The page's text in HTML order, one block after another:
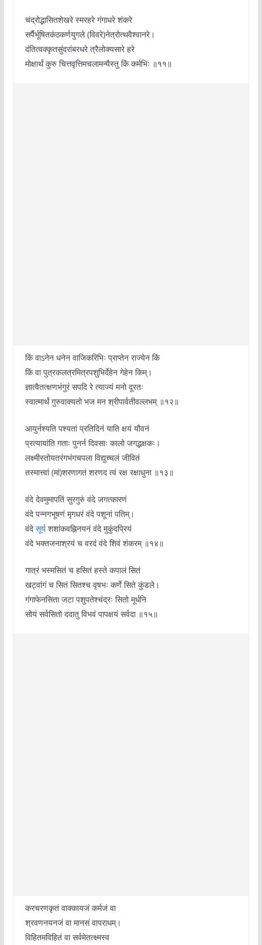
चंद्रोद्भासितशेखरे स्मरहरे गंगाधरे शंकरे
सर्पैर्भूषितकंठकर्णयुगले (विवरे)नेत्रोत्थवैश्वानरे।
दंतित्वक्कृतसुंदरांबरधरे त्रैलोक्यसारे हरे
मोक्षार्थं कुरु चित्तवृत्तिमचलामन्यैस्तु किं कर्मभिः ॥११॥
किं वा‌ऽनेन धनेन वाजिकरिभिः प्राप्तेन राज्येन किं
किं वा पुत्रकलत्रमित्रपशुभिर्देहेन गेहेन किम्।
ज्ञात्वैतत्क्षणभंगुरं सपदि रे त्याज्यं मनो दूरतः
स्वात्मार्थं गुरुवाक्यतो भज मन श्रीपार्वतीवल्लभम् ॥१२॥
आयुर्नश्यति पश्यतां प्रतिदिनं याति क्षयं यौवनं
प्रत्यायांति गताः पुनर्न दिवसाः कालो जगद्भक्षकः।
लक्ष्मीस्तोयतरंगभंगचपला विद्युच्चलं जीवितं
तस्मात्त्वां (मां)शरणागतं शरणद त्वं रक्ष रक्षाधुना ॥१३॥
वंदे देवमुमापतिं सुरगुरुं वंदे जगत्कारणं
वंदे पन्नगभूषणं मृगधरं वंदे पशूनां पतिम्।
वंदे सूर्यशशांकवह्निनयनं वंदे मुकुंदप्रियं
वंदे भक्तजनाश्रयं च वरदं वंदे शिवं शंकरम् ॥१४॥
गात्रं भस्मसितं च हसितं हस्ते कपालं सितं
खट्वांगं च सितं सितश्च वृषभः कर्णे सिते कुंडले।
गंगाफेनसिता जटा पशुपतेश्चंद्रः सितो मूर्धनि
सो‌यं सर्वसितो ददातु विभवं पापक्षयं सर्वदा ॥१५॥
करचरणकृतं वाक्कायजं कर्मजं वा
श्रवणनयनजं वा मानसं वा‌पराधम्।
विहितमविहितं वा सर्वमेतत्क्ष्मस्व